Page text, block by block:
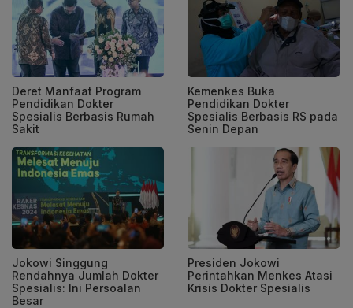
Deret Manfaat Program
Pendidikan Dokter
Spesialis Berbasis Rumah
Sakit
Kemenkes Buka
Pendidikan Dokter
Spesialis Berbasis RS pada
Senin Depan
Jokowi Singgung
Rendahnya Jumlah Dokter
Spesialis: Ini Persoalan
Besar
Presiden Jokowi
Perintahkan Menkes Atasi
Krisis Dokter Spesialis